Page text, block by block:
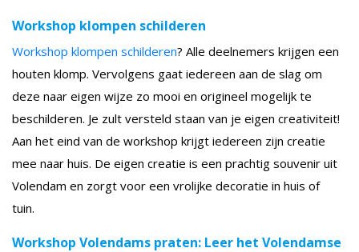
Workshop klompen schilderen
Workshop klompen schilderen? Alle deelnemers krijgen een
houten klomp. Vervolgens gaat iedereen aan de slag om
deze naar eigen wijze zo mooi en origineel mogelijk te
beschilderen. Je zult versteld staan van je eigen creativiteit!
Aan het eind van de workshop krijgt iedereen zijn creatie
mee naar huis. De eigen creatie is een prachtig souvenir uit
Volendam en zorgt voor een vrolijke decoratie in huis of
tuin.
Workshop Volendams praten: Leer het Volendamse